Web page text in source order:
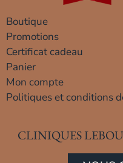
Boutique
Promotions
Certificat cadeau
Panier
Mon compte
Politiques et conditions
CLINIQUES